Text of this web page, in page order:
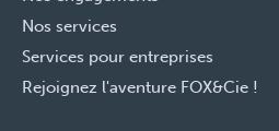
Nos services
Services pour entreprises
Rejoignez l'aventure FOX&Cie !